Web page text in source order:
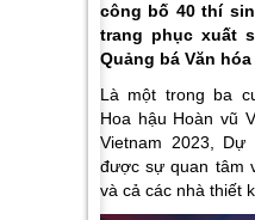
công bố 40 thí
trang phục xuất
Quảng bá Văn
Là một trong ba
Hoa hậu Hoàn vũ
Vietnam 2023, Dự
được sự quan tâm
và cả các nhà thiết